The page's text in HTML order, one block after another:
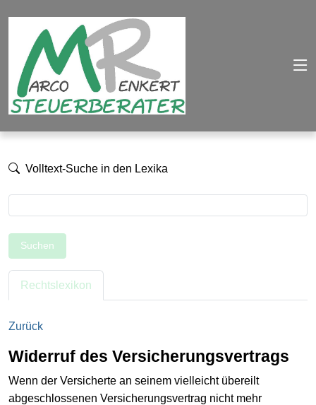
Volltext-Suche in den Lexika
Suchen
Rechtslexikon
Zurück
Widerruf des Versicherungsvertrags
Wenn der Versicherte an seinem vielleicht übereilt
abgeschlossenen Versicherungsvertrag nicht mehr